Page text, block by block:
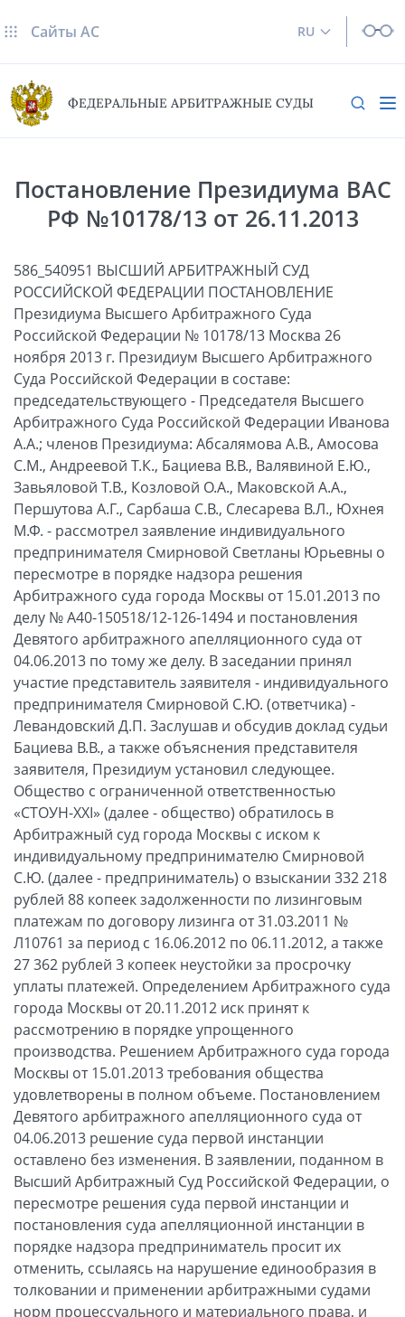
RU
Сайты AC
ФЕДЕРАЛЬНЫЕ АРБИТРАЖНЫЕ СУДЫ
Постановление Президиума ВАС
РФ №10178/13 от 26.11.2013
586_540951 ВЫСШИЙ АРБИТРАЖНЫЙ СУД
РОССИЙСКОЙ ФЕДЕРАЦИИ ПОСТАНОВЛЕНИЕ
Президиума Высшего Арбитражного Суда
Российской Федерации № 10178/13 Москва 26
ноября 2013 г. Президиум Высшего Арбитражного
Суда Российской Федерации в составе:
председательствующего - Председателя Высшего
Арбитражного Суда Российской Федерации Иванова
А.А.; членов Президиума: Абсалямова А.В., Амосова
С.М., Андреевой Т.К., Бациева В.В., Валявиной Е.Ю.,
Завьяловой Т.В., Козловой О.А., Маковской А.А.,
Першутова А.Г., Сарбаша С.В., Слесарева В.Л., Юхнея
М.Ф. - рассмотрел заявление индивидуального
предпринимателя Смирновой Светланы Юрьевны о
пересмотре в порядке надзора решения
Арбитражного суда города Москвы от 15.01.2013 по
делу № А40-150518/12-126-1494 и постановления
Девятого арбитражного апелляционного суда от
04.06.2013 по тому же делу. В заседании принял
участие представитель заявителя - индивидуального
предпринимателя Смирновой С.Ю. (ответчика) -
Левандовский Д.П. Заслушав и обсудив доклад судьи
Бациева В.В., а также объяснения представителя
заявителя, Президиум установил следующее.
Общество с ограниченной ответственностью
«СТОУН-XXI» (далее - общество) обратилось в
Арбитражный суд города Москвы с иском к
индивидуальному предпринимателю Смирновой
С.Ю. (далее - предприниматель) о взыскании 332 218
рублей 88 копеек задолженности по лизинговым
платежам по договору лизинга от 31.03.2011 №
Л10761 за период с 16.06.2012 по 06.11.2012, а также
27 362 рублей 3 копеек неустойки за просрочку
уплаты платежей. Определением Арбитражного суда
города Москвы от 20.11.2012 иск принят к
рассмотрению в порядке упрощенного
производства. Решением Арбитражного суда города
Москвы от 15.01.2013 требования общества
удовлетворены в полном объеме. Постановлением
Девятого арбитражного апелляционного суда от
04.06.2013 решение суда первой инстанции
оставлено без изменения. В заявлении, поданном в
Высший Арбитражный Суд Российской Федерации, о
пересмотре решения суда первой инстанции и
постановления суда апелляционной инстанции в
порядке надзора предприниматель просит их
отменить, ссылаясь на нарушение единообразия в
толковании и применении арбитражными судами
норм процессуального и материального права, и